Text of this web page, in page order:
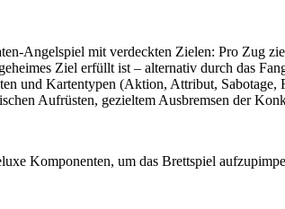
Angelspiel mit verdeckten Zielen: Pro Zug
Ziel erfüllt ist – alternativ durch das
und Kartentypen (Aktion, Attribut, Sabotage,
Aufrüsten, gezieltem Ausbremsen der
Komponenten, um das Brettspiel